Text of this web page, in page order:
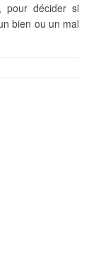
pour décider si
bien ou un mal